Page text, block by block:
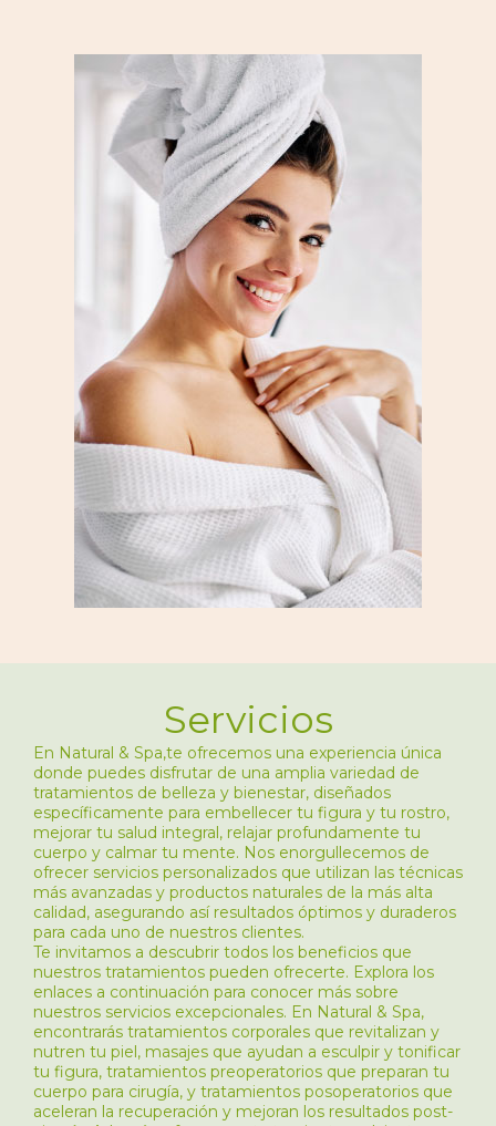
Servicios
En Natural & Spa,te ofrecemos una experiencia única
donde puedes disfrutar de una amplia variedad de
tratamientos de belleza y bienestar, diseñados
específicamente para embellecer tu figura y tu rostro,
mejorar tu salud integral, relajar profundamente tu
cuerpo y calmar tu mente. Nos enorgullecemos de
ofrecer servicios personalizados que utilizan las técnicas
más avanzadas y productos naturales de la más alta
calidad, asegurando así resultados óptimos y duraderos
para cada uno de nuestros clientes.
Te invitamos a descubrir todos los beneficios que
nuestros tratamientos pueden ofrecerte. Explora los
enlaces a continuación para conocer más sobre
nuestros servicios excepcionales. En Natural & Spa,
encontrarás tratamientos corporales que revitalizan y
nutren tu piel, masajes que ayudan a esculpir y tonificar
tu figura, tratamientos preoperatorios que preparan tu
cuerpo para cirugía, y tratamientos posoperatorios que
aceleran la recuperación y mejoran los resultados post-